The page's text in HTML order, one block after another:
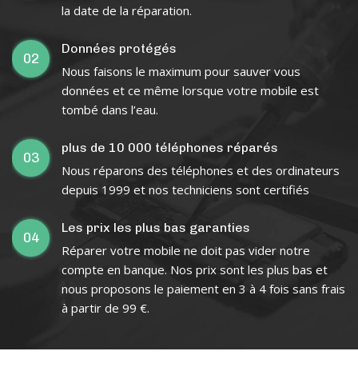
la date de la réparation.
02
Données protégés
Nous faisons le maximum pour sauver vous
données et ce même lorsque votre mobile est
tombé dans l’eau.
03
plus de 10 000 téléphones réparés
Nous réparons des téléphones et des ordinateurs
depuis 1999 et nos techniciens sont certifiés
04
Les prix les plus bas garanties
Réparer votre mobile ne doit pas vider notre
compte en banque. Nos prix sont les plus bas et
nous proposons le paiement en 3 à 4 fois sans frais
à partir de 99 €.